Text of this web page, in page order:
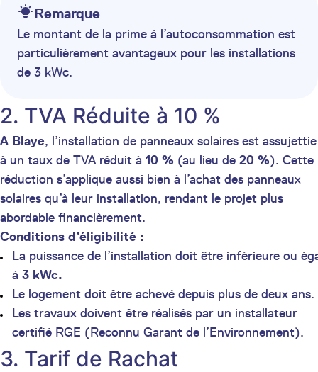
Remarque
Le montant de la prime à l’autoconsommation est
particulièrement avantageux pour les installations
de 3 kWc.
2. TVA Réduite à 10 %
A Blaye, l’installation de panneaux solaires est assujettie
à un taux de TVA réduit à 10 % (au lieu de 20 %). Cette
réduction s’applique aussi bien à l’achat des panneaux
solaires qu’à leur installation, rendant le projet plus
abordable financièrement.
Conditions d’éligibilité :
La puissance de l’installation doit être inférieure ou
à 3 kWc.
Le logement doit être achevé depuis plus de deux ans.
Les travaux doivent être réalisés par un installateur
certifié RGE (Reconnu Garant de l’Environnement).
3. Tarif de Rachat